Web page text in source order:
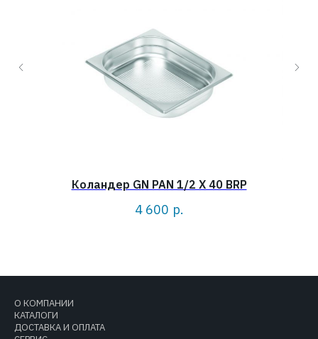
Коландер GN PAN 1/2 X 40 BRP
4 600 р.
О КОМПАНИИ
КАТАЛОГИ
ДОСТАВКА И ОПЛАТА